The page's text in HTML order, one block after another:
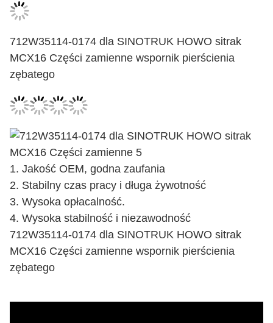
712W35114-0174 dla SINOTRUK HOWO sitrak
MCX16 Części zamienne wspornik pierścienia
zębatego
1. Jakość OEM, godna zaufania
2. Stabilny czas pracy i długa żywotność
3. Wysoka opłacalność.
4. Wysoka stabilność i niezawodność
712W35114-0174 dla SINOTRUK HOWO sitrak
MCX16 Części zamienne wspornik pierścienia
zębatego